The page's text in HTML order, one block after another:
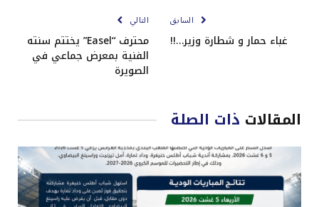
السابق
غباء حمار و شطارة وزير…!!
التالي
محترف “Easel” يختتم سنته
الفنية بمعرض جماعي في
الصويرة
المقالات ذات الصلة